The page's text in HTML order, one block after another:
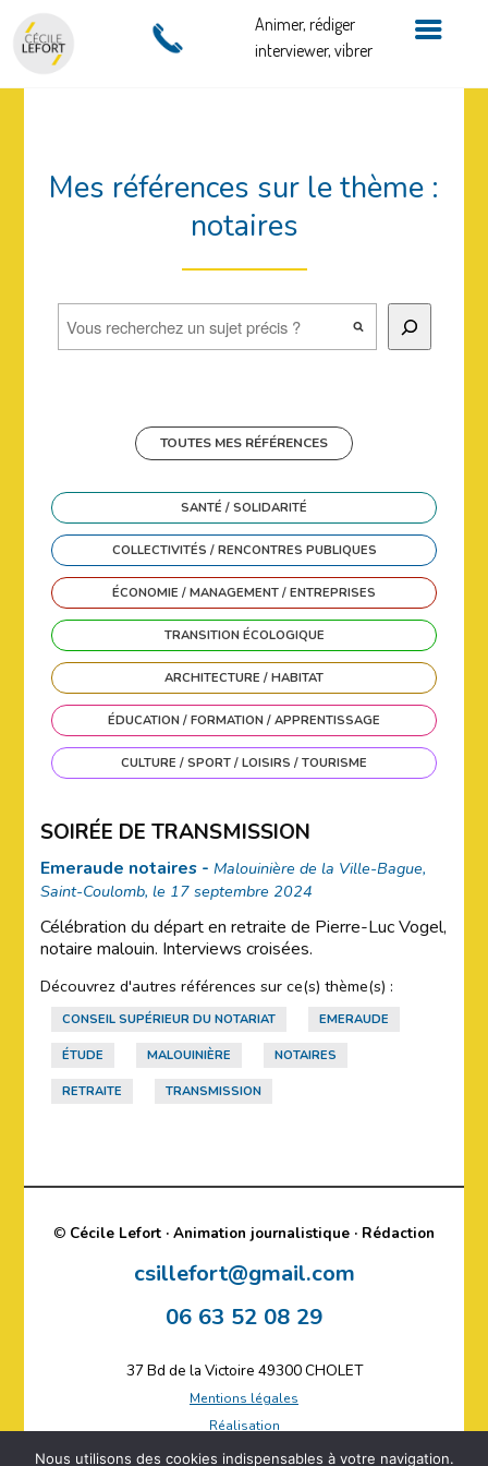
Mes références sur le thème :
notaires
Rechercher
TOUTES MES RÉFÉRENCES
SANTÉ / SOLIDARITÉ
COLLECTIVITÉS / RENCONTRES PUBLIQUES
ÉCONOMIE / MANAGEMENT / ENTREPRISES
TRANSITION ÉCOLOGIQUE
ARCHITECTURE / HABITAT
ÉDUCATION / FORMATION / APPRENTISSAGE
CULTURE / SPORT / LOISIRS / TOURISME
SOIRÉE DE TRANSMISSION
Emeraude notaires - Malouinière de la Ville-Bague,
Saint-Coulomb, le 17 septembre 2024
Célébration du départ en retraite de Pierre-Luc Vogel,
notaire malouin. Interviews croisées.
Découvrez d'autres références sur ce(s) thème(s) :
CONSEIL SUPÉRIEUR DU NOTARIAT EMERAUDE
ÉTUDE MALOUINIÈRE NOTAIRES
RETRAITE TRANSMISSION
© Cécile Lefort · Animation journalistique · Rédaction
csillefort@gmail.com
06 63 52 08 29
37 Bd de la Victoire 49300 CHOLET
Mentions légales
Réalisation
Plan du site
Animer, rédiger
interviewer, vibrer
Nous utilisons des cookies indispensables à votre navigation.